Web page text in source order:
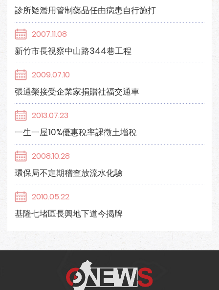
診所疑濫用管制藥品任由病患自行施打
2007.11.08
新竹市長視察中山路344巷工程
2009.07.10
張通榮接受企業家捐贈社福交通車
2013.07.23
一生一屋10%優惠稅率課徵土增稅
2008.10.28
環保局不定期稽查放流水化驗
2010.05.22
基隆七堵區長興地下道今揭牌